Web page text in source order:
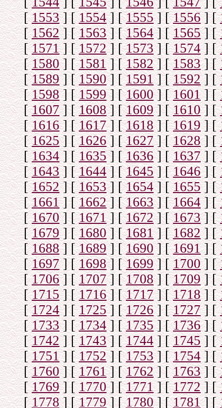
[1553] [1554] [1555] [1556] [
[1562] [1563] [1564] [1565] [
[1571] [1572] [1573 ] [1574] [
[1580] [1581] [1582] [1583] [
[1589] [1590] [1591] [1592] [
[1598] [1599] [1600] [1601] [
[1607] [1608] [1609] [1610] [
[1616] [1617] [1618] [1619] [
[1625] [1626] [1627] [1628] [
[1634] [1635] [1636 ] [1637] [
[1643] [1644] [1645] [1646] [
[1652] [1653] [1654] [1655] [
[1661] [1662] [1663] [1664] [
[1670] [1671] [1672] [1673] [
[1679] [1680] [1681 ] [1682] [
[1688] [1689] [1690] [1691] [
[1697] [1698] [1699] [1700] [
[1706] [1707] [1708] [1709] [
[1715] [1716] [1717] [1718] [
[1724] [1725] [1726] [1727] [
[1733] [1734] [1735] [1736] [
[1742] [1743] [1744] [1745] [
[1751] [1752] [1753] [1754] [
[1760] [1761] [1762] [1763] [
[ 1769] [1770] [1771] [1772] [
[1778] [1779] [1780] [1781] [